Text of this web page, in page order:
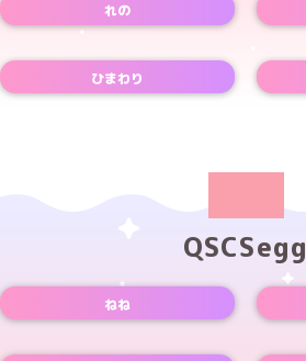
れの
ひまわり
QSCSegg
ねね